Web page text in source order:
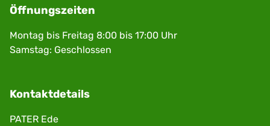
Öffnungszeiten
Montag bis Freitag 8:00 bis 17:00 Uhr
Samstag: Geschlossen
Kontaktdetails
PATER Ede